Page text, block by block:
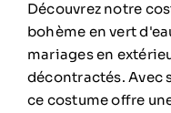
Découvrez notre
bohème en vert
mariages en
décontractés. Avec
ce costume offre